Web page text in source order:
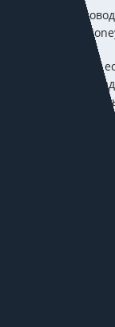
У нас
на
чтобы
В
наши